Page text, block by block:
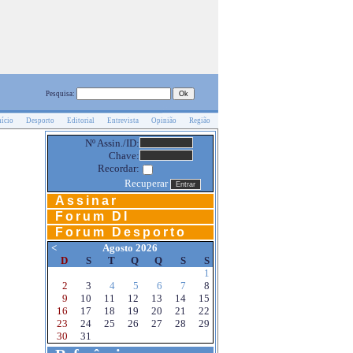
Pesquisa:
Desporto Editorial Entrevista Opinião Região
Nº Assin./ID:
Chave:
Recordar:
Recuperar
Assinar
Forum DI
Forum Desporto
<
Agosto 2026
D
S T Q Q S
S
1
2
3 4 5 6 7
8
9
10 11 12 13 14
15
16
17 18 19 20 21
22
23
24 25 26 27 28
29
30
31